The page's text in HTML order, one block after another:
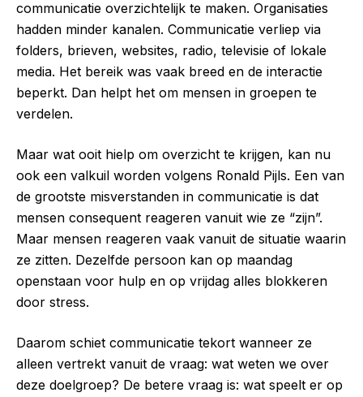
communicatie overzichtelijk te maken. Organisaties
hadden minder kanalen. Communicatie verliep via
folders, brieven, websites, radio, televisie of lokale
media. Het bereik was vaak breed en de interactie
beperkt. Dan helpt het om mensen in groepen te
verdelen.
Maar wat ooit hielp om overzicht te krijgen, kan nu
ook een valkuil worden volgens Ronald Pijls. Een van
de grootste misverstanden in communicatie is dat
mensen consequent reageren vanuit wie ze “zijn”.
Maar mensen reageren vaak vanuit de situatie waarin
ze zitten. Dezelfde persoon kan op maandag
openstaan voor hulp en op vrijdag alles blokkeren
door stress.
Daarom schiet communicatie tekort wanneer ze
alleen vertrekt vanuit de vraag: wat weten we over
deze doelgroep? De betere vraag is: wat speelt er op